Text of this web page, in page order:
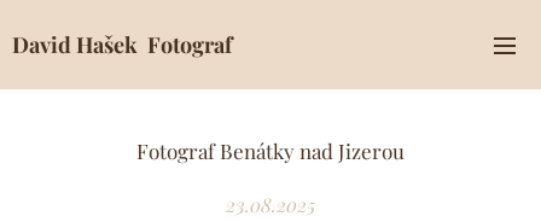
David Hašek Fotograf
Fotograf Benátky nad Jizerou
23.08.2025